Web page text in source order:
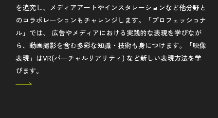
を追究し、メディアアートやインスタレーションなど他分野と
のコラボレーションもチャレンジします。「プロフェッショナ
ル」では、 広告やメディアにおける実践的な表現を学びなが
ら、動画撮影を含む多彩な知識・技術も身につけます。「映像
表現」はVR(バーチャルリアリティ) など新しい表現方法を学
びます。